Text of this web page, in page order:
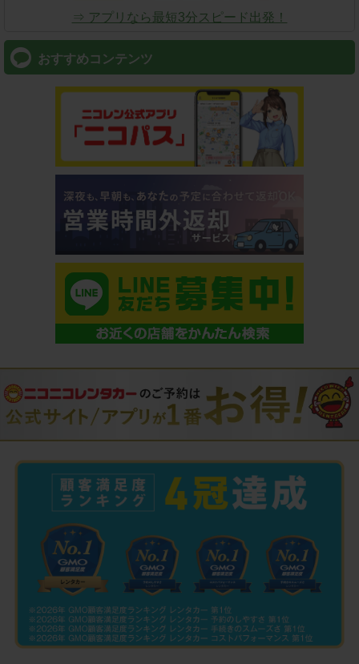
⇒ アプリなら最短3分スピード出発！
おすすめコンテンツ